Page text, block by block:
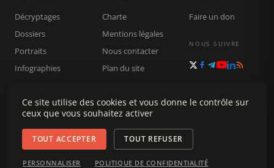
Décryptages
Dossiers
Portraits
Infographies
Rechercher
Charte
Mentions légales
Nous contacter
Plan du site
Faire un don
NOUS SUIVRE
© 2026 Observatoire du journalisme (OJIM) · Tous droits réservés ·
Ce site utilise des cookies et vous donne le contrôle sur
ceux que vous souhaitez activer
TOUT ACCEPTER TOUT REFUSER
PERSONNALISER POLITIQUE DE CONFIDENTIALITÉ